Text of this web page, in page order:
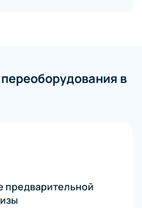
в
предварительной